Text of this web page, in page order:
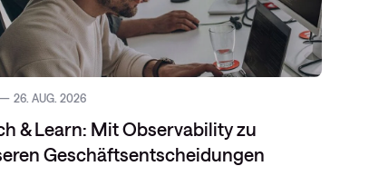
26. AUG. 2026
& Learn: Mit Observability zu
Geschäftsentscheidungen